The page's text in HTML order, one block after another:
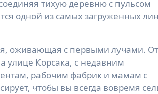
тихую деревню с пульсом
одной из самых загруженных
оживающая с первыми лучами. От
улице Корсака, с недавним
рабочим фабрик и мамам с
чтобы вы всегда вовремя